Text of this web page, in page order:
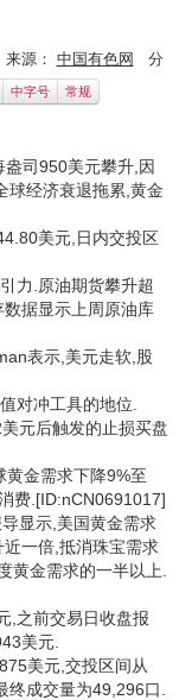
来源： 中国有色网 分
中字号 常规
司950美元攀升,因
球经济衰退拖累,黄金
美元,日内交投区
力.原油期货攀升超
据显示上周原油库
表示,美元走软,股
对冲工具的地位.
元后触发的止损买盘
金需求下降9%至
费.[ID:nCN0691017]
显示,美国黄金需求
一倍,抵消珠宝需求
黄金需求的一半以上.
,之前交易日收盘报
美元.
美元,交投区间从
成交量为49,296口.